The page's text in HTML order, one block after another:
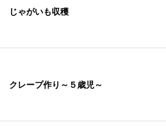
じゃがいも収穫
クレープ作り～５歳児～